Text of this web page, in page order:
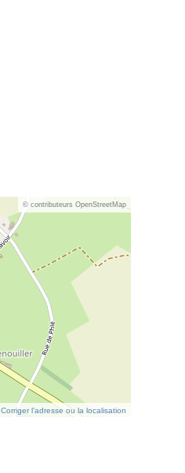
© contributeurs OpenStreetMap
Corriger l’adresse ou la localisation